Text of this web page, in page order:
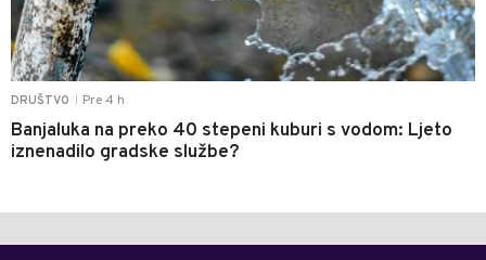
DRUŠTVO Pre 4 h
Banjaluka na preko 40 stepeni kuburi s vodom: Ljeto
iznenadilo gradske službe?